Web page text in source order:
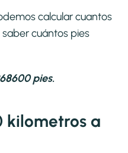
calcular cuantos
cuántos pies
pies.
kilometros a